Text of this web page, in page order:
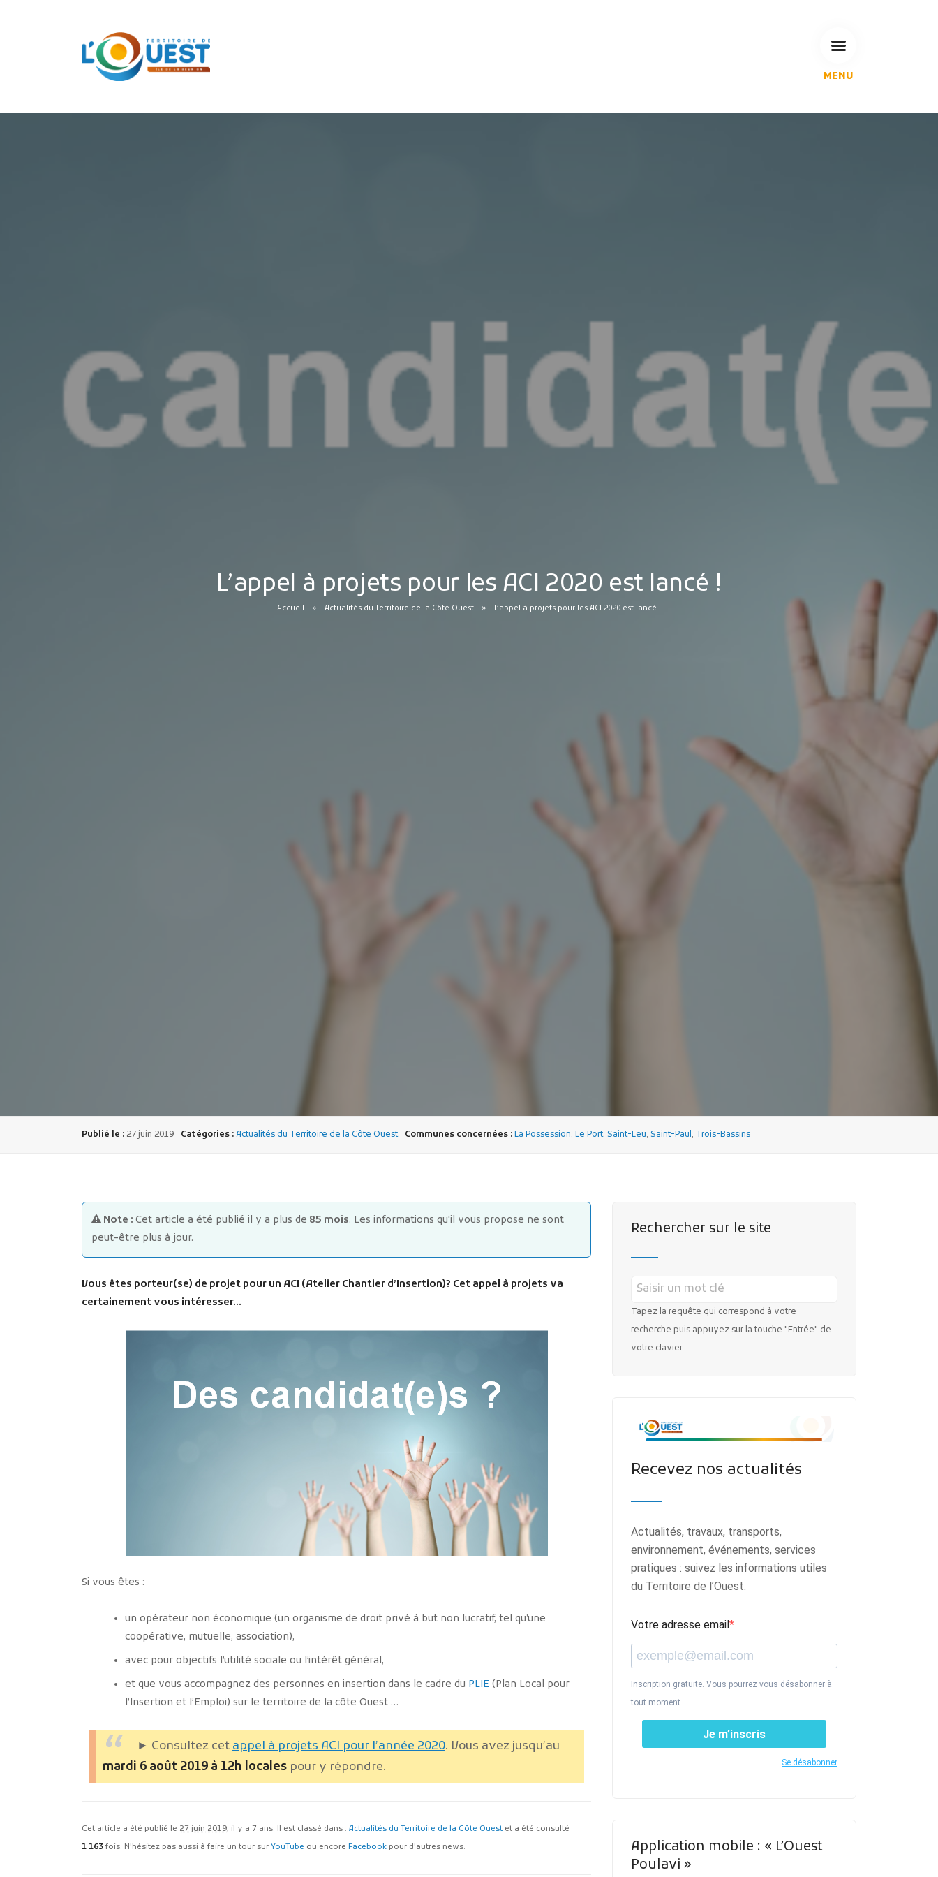
MENU
MES DÉMARCHES
L’appel à projets pour les ACI 2020 est lancé !
Accueil Actualités du Territoire de la Côte Ouest L’appel à projets pour les ACI 2020 est lancé !
Publié le : 27 juin 2019 Catégories :Actualités du Territoire de la Côte Ouest Communes concernées :La Possession, Le Port, Saint-Leu, Saint-Paul, Trois-Bassins
Note : Cet article a été publié il y a plus de 85 mois. Les informations qu'il vous propose ne sont
peut-être plus à jour.
Vous êtes porteur(se) de projet pour un ACI (Atelier Chantier d’Insertion)? Cet appel à projets va
certainement vous intéresser…
Si vous êtes :
un opérateur non économique (un organisme de droit privé à but non lucratif, tel qu’une
coopérative, mutuelle, association),
avec pour objectifs l’utilité sociale ou l’intérêt général,
et que vous accompagnez des personnes en insertion dans le cadre du PLIE (Plan Local pour
l’Insertion et l’Emploi) sur le territoire de la côte Ouest …
► Consultez cetappel à projets ACI pour l’année 2020. Vous avez jusqu’au
mardi 6 août 2019 à 12h locales pour y répondre.
Cet article a été publié le 27 juin 2019, il y a 7 ans. Il est classé dans : Actualités du Territoire de la Côte Ouest et a été consulté
1 163 fois. N'hésitez pas aussi à faire un tour sur YouTube ou encore Facebook pour d'autres news.
Rechercher sur le site
Tapez la requête qui correspond à votre
recherche puis appuyez sur la touche "Entrée" de
votre clavier.
Recevez nos actualités
Actualités, travaux, transports,
environnement, événements, services
pratiques : suivez les informations utiles
du Territoire de l’Ouest.
Votre adresse email
Inscription gratuite. Vous pourrez vous désabonner à
tout moment.
Je m’inscris
Se désabonner
Application mobile : « L’Ouest
Poulavi »